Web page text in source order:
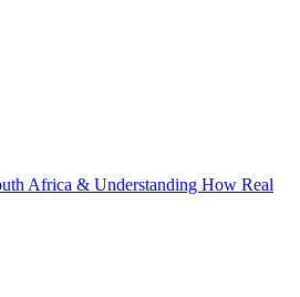
Africa & Understanding How Real